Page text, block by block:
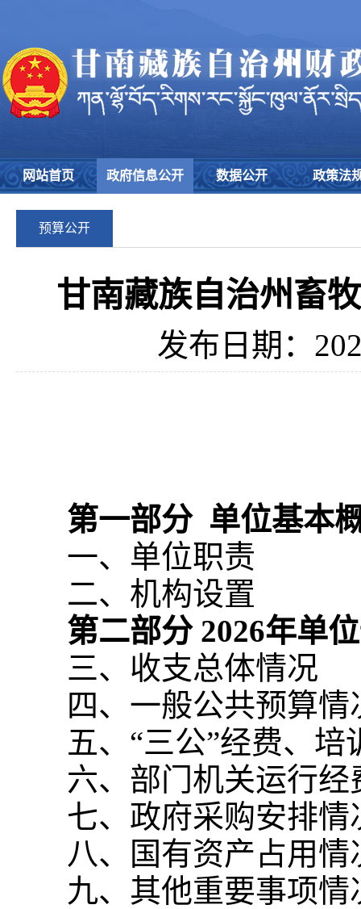
网站首页 政府信息公开 数据公开 政策法
预算公开
甘南藏族自治州畜
发布日期：
第一部分 单位基本
一、单位职责
二、机构设置
第二部分2026年单
三、收支总体情况
四、一般公共预算情
五、“三公”经费、
六、部门机关运行
七、政府采购安排情
八、国有资产占用情
九、其他重要事项情